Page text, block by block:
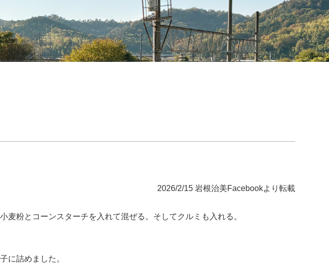
2026/2/15 岩根治美Facebookより転載
粉とコーンスターチを入れて混ぜる。そしてクルミも入れる。
に詰めました。